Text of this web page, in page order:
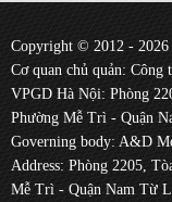
Copyright © 2012 - 2026
Cơ quan chủ quản: Công
VPGD Hà Nội: Phòng
Phường Mễ Trì - Quận
Governing body: A&D
Address: Phòng 2205,
Mễ Trì - Quận Nam Từ